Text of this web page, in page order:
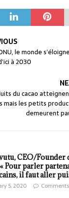
le monde
à 2030
du cacao
mais les petits
demeurent
CEO/Founder
Pour parler
il faut aller
5, 2020